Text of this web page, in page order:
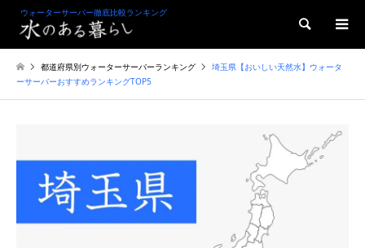
ウォーターサーバー徹底比較ランキング
検索
都道府県別ウォーターサーバーランキング
埼玉県【おいしい天然水】ウォータ
ーサーバーおすすめランキングTOP5